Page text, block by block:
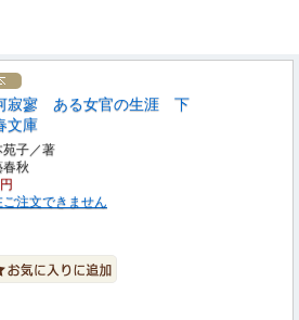
寂寥 ある女官の生涯 下
文庫
苑子／著
春秋
ご注文できません